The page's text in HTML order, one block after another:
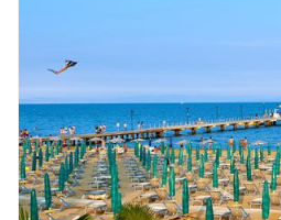
attendent petits et grands.